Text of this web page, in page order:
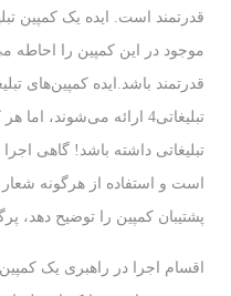
قدرتمند است. ایده‌ یک کمپین
موجود در این کمپین را احاطه
قدرتمند باشد.ایده‌ کمپین‌های
تبلیغاتی4 ارائه می‌شوند،
تبلیغاتی داشته باشد! گاهی
است و استفاده از هرگونه شعار
پشتیبان کمپین را توضیح
اقسام اجرا در راهبری یک کمپین